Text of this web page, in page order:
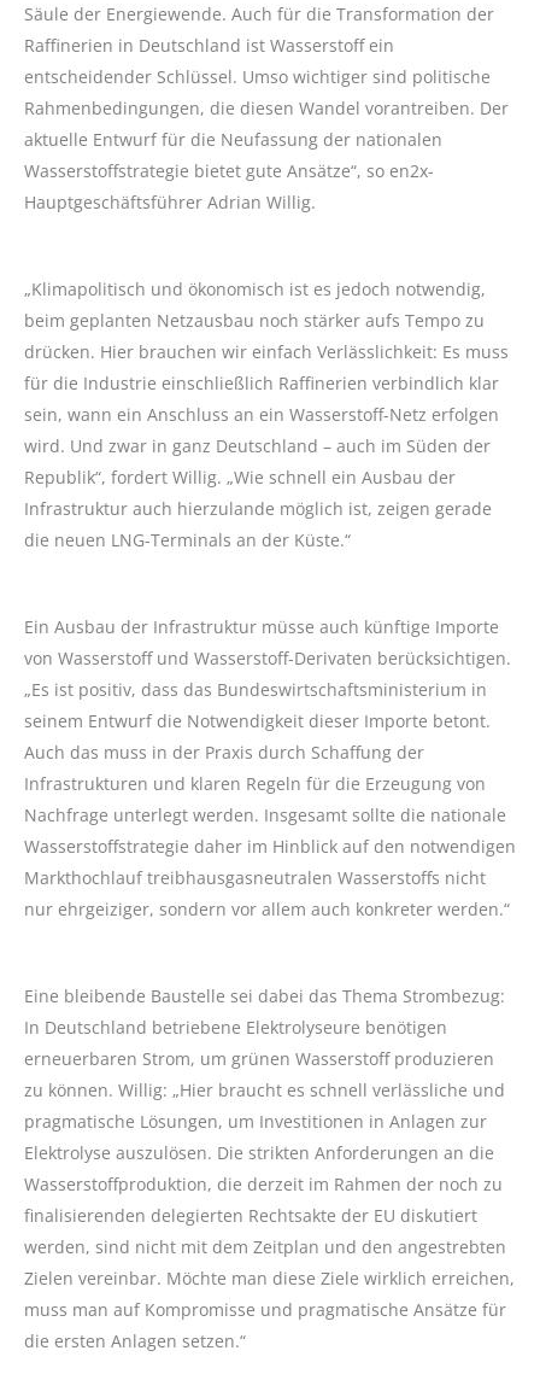
Säule der Energiewende. Auch für die Transformation der
Raffinerien in Deutschland ist Wasserstoff ein
entscheidender Schlüssel. Umso wichtiger sind politische
Rahmenbedingungen, die diesen Wandel vorantreiben. Der
aktuelle Entwurf für die Neufassung der nationalen
Wasserstoffstrategie bietet gute Ansätze“, so en2x-
Hauptgeschäftsführer Adrian Willig.
„Klimapolitisch und ökonomisch ist es jedoch notwendig,
beim geplanten Netzausbau noch stärker aufs Tempo zu
drücken. Hier brauchen wir einfach Verlässlichkeit: Es muss
für die Industrie einschließlich Raffinerien verbindlich klar
sein, wann ein Anschluss an ein Wasserstoff-Netz erfolgen
wird. Und zwar in ganz Deutschland – auch im Süden der
Republik“, fordert Willig. „Wie schnell ein Ausbau der
Infrastruktur auch hierzulande möglich ist, zeigen gerade
die neuen LNG-Terminals an der Küste.“
Ein Ausbau der Infrastruktur müsse auch künftige Importe
von Wasserstoff und Wasserstoff-Derivaten berücksichtigen.
„Es ist positiv, dass das Bundeswirtschaftsministerium in
seinem Entwurf die Notwendigkeit dieser Importe betont.
Auch das muss in der Praxis durch Schaffung der
Infrastrukturen und klaren Regeln für die Erzeugung von
Nachfrage unterlegt werden. Insgesamt sollte die nationale
Wasserstoffstrategie daher im Hinblick auf den notwendigen
Markthochlauf treibhausgasneutralen Wasserstoffs nicht
nur ehrgeiziger, sondern vor allem auch konkreter werden.“
Eine bleibende Baustelle sei dabei das Thema Strombezug:
In Deutschland betriebene Elektrolyseure benötigen
erneuerbaren Strom, um grünen Wasserstoff produzieren
zu können. Willig: „Hier braucht es schnell verlässliche und
pragmatische Lösungen, um Investitionen in Anlagen zur
Elektrolyse auszulösen. Die strikten Anforderungen an die
Wasserstoffproduktion, die derzeit im Rahmen der noch zu
finalisierenden delegierten Rechtsakte der EU diskutiert
werden, sind nicht mit dem Zeitplan und den angestrebten
Zielen vereinbar. Möchte man diese Ziele wirklich erreichen,
muss man auf Kompromisse und pragmatische Ansätze für
die ersten Anlagen setzen.“